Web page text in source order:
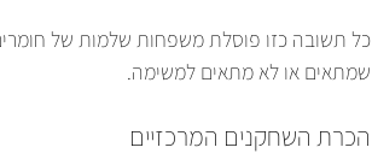
כל תשובה כזו פוסלת משפחות שלמות של
שמתאים או לא מתאים למשימה.
הכרת השחקנים המרכזיים